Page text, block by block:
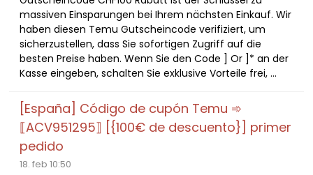
massiven Einsparungen bei Ihrem nächsten Einkauf. Wir
haben diesen Temu Gutscheincode verifiziert, um
sicherzustellen, dass Sie sofortigen Zugriff auf die
besten Preise haben. Wenn Sie den Code ] Or ]* an der
Kasse eingeben, schalten Sie exklusive Vorteile frei, ...
[España] Código de cupón Temu ➾
⟦ACV951295⟧ [{100€ de descuento}] primer
pedido
18. feb 10:50